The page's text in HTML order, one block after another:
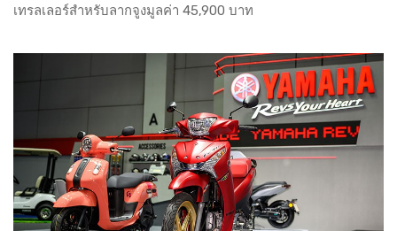
เทรลเลอร์สำหรับลากจูงมูลค่า 45,900 บาท